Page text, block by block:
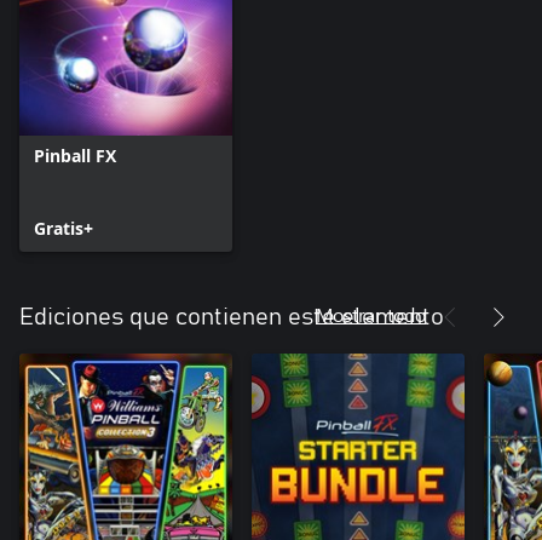
Pinball FX
Gratis+
Ediciones que contienen este elemento
Mostrar todo